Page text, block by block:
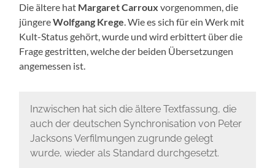
Die ältere hat Margaret Carroux vorgenommen, die
jüngereWolfgang Krege. Wie es sich für ein Werk mit
Kult-Status gehört, wurde und wird erbittert über die
Frage gestritten, welche der beiden Übersetzungen
angemessen ist.
Inzwischen hat sich die ältere Textfassung, die
auch der deutschen Synchronisation von Peter
Jacksons Verfilmungen zugrunde gelegt
wurde, wieder als Standard durchgesetzt.